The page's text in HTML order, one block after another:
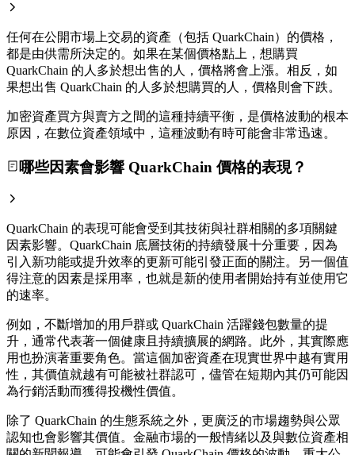
任何在公開市場上交易的資產（包括 QuarkChain）的價格，
都是由供需所決定的。如果在某個價格點上，想購買
QuarkChain 的人多於想出售的人，價格將會上漲。相反，如
果想出售 QuarkChain 的人多於想購買的人，價格則會下跌。
加密資產買方與賣方之間的這種持續平衡，是價格波動的根本
原因，在數位資產領域中，這種波動有時可能會非常迅速。
哪些因素會影響 QuarkChain 價格的表現？
QuarkChain 的表現可能會受到其技術與社群相關的多項關鍵
因素影響。QuarkChain 底層技術的持續發展十分重要，因為
引入新功能或提升效率的更新可能引發正面的關注。另一個值
得注意的因素是採用率，也就是新的使用者開始持有並使用它
的速率。
例如，不斷增加的用戶群或 QuarkChain 活躍錢包數量的提
升，通常代表著一個健康且持續擴展的網路。此外，其實際應
用也扮演著重要角色。當這個加密資產在現實世界中越有實用
性，其價值就越有可能被社群認可，儘管在短期內其仍可能因
為行銷活動而獲得投機性價值。
除了 QuarkChain 的生態系統之外，更廣泛的市場趨勢與公眾
認知也會影響其價值。金融市場的一般情緒以及與數位資產相